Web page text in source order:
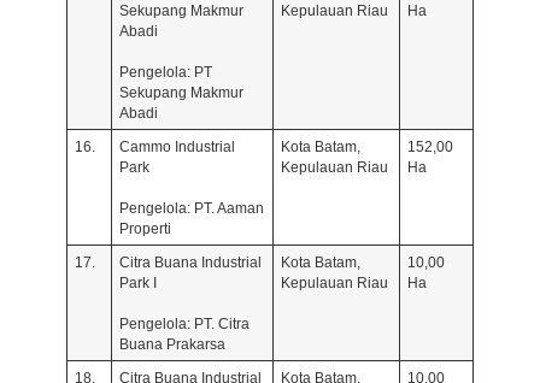
Sekupang Makmur
Abadi
Pengelola: PT
Sekupang Makmur
Abadi
Kepulauan Riau
Ha
16.
Cammo Industrial
Park
Pengelola: PT. Aaman
Properti
Kota Batam,
Kepulauan Riau
152,00
Ha
17.
Citra Buana Industrial
Park I
Pengelola: PT. Citra
Buana Prakarsa
Kota Batam,
Kepulauan Riau
10,00
Ha
18. Citra Buana Industrial Kota Batam, 10,00